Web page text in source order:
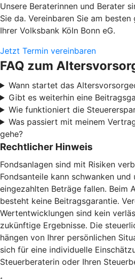
Unsere Beraterinnen und Berater
Sie da. Vereinbaren Sie am
Ihrer Volksbank Köln Bonn eG.
Jetzt Termin vereinbaren
FAQ zum
Wann startet das
Gibt es weiterhin eine
Wie funktioniert die
Was passiert mit meinem
gehe?
Rechtlicher Hinweis
Fondsanlagen sind mit Risiken
Fondsanteile kann schwanken
eingezahlten Beträge fallen. Beim
besteht keine Beitragsgarantie.
Wertentwicklungen sind kein
zukünftige Ergebnisse. Die
hängen von Ihrer persönlichen
sich für eine individuelle
Steuerberaterin oder Ihren